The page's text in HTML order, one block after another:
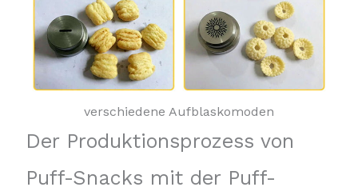
verschiedene Aufblaskomoden
Der Produktionsprozess von
Puff-Snacks mit der Puff-